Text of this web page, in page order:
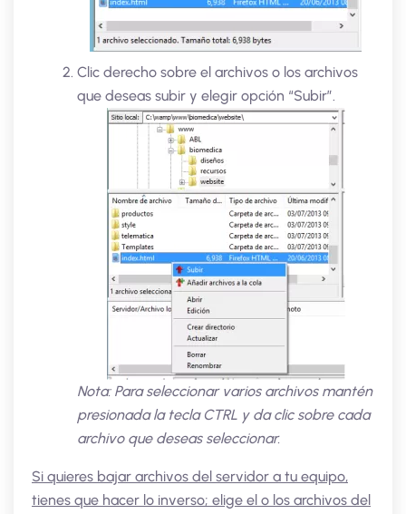
Clic derecho sobre el archivos o los archivos
que deseas subir y elegir opción “Subir”.
Nota: Para seleccionar varios archivos mantén
presionada la tecla CTRL y da clic sobre cada
archivo que deseas seleccionar.
Si quieres bajar archivos del servidor a tu equipo,
tienes que hacer lo inverso; elige el o los archivos del